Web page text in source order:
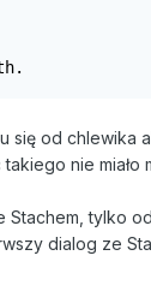
się od
nie miało
tylko
dialog ze